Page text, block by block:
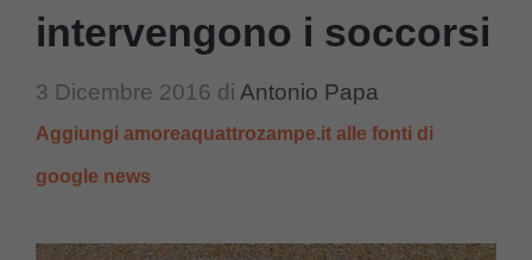
intervengono i soccorsi
3 Dicembre 2016 di Antonio Papa
Aggiungi amoreaquattrozampe.it alle fonti di
google news